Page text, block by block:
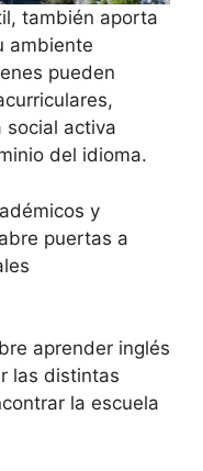
también aporta
ambiente
pueden
social activa
del idioma.
y
puertas a
aprender inglés
las distintas
la escuela